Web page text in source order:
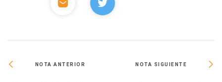
NOTA ANTERIOR NOTA SIGUIENTE